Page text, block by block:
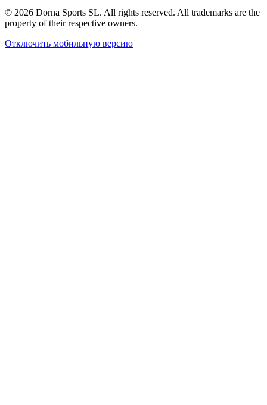
© 2026 Dorna Sports SL. All rights reserved. All trademarks are the
property of their respective owners.
Отключить мобильную версию